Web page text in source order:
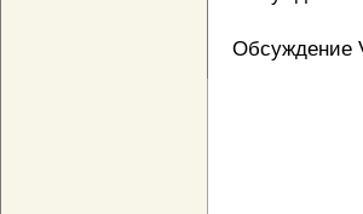
Обсуждение